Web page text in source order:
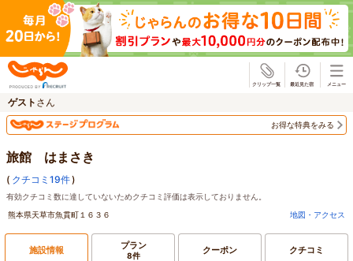
ゲスト さん
お得な特典をみる
旅館 はまさき
( クチコミ19件)
有効クチコミ数に達していないためクチコミ評価は表示しておりません。
熊本県天草市魚貫町１６３６
地図・アクセス
施設情報 プラン
8件 クーポン クチコミ